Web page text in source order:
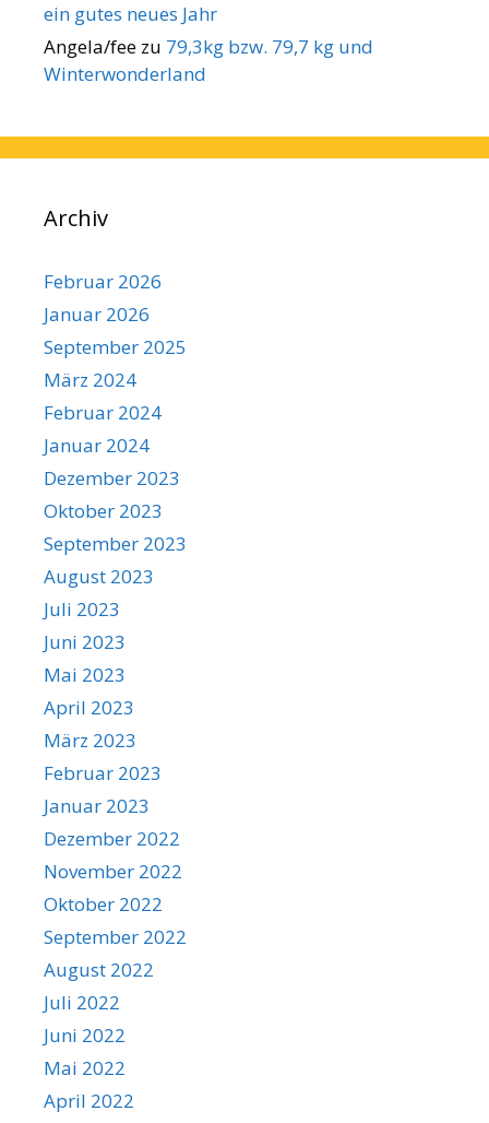
ein gutes neues Jahr
Angela/fee zu 79,3kg bzw. 79,7 kg und
Winterwonderland
Archiv
Februar 2026
Januar 2026
September 2025
März 2024
Februar 2024
Januar 2024
Dezember 2023
Oktober 2023
September 2023
August 2023
Juli 2023
Juni 2023
Mai 2023
April 2023
März 2023
Februar 2023
Januar 2023
Dezember 2022
November 2022
Oktober 2022
September 2022
August 2022
Juli 2022
Juni 2022
Mai 2022
April 2022